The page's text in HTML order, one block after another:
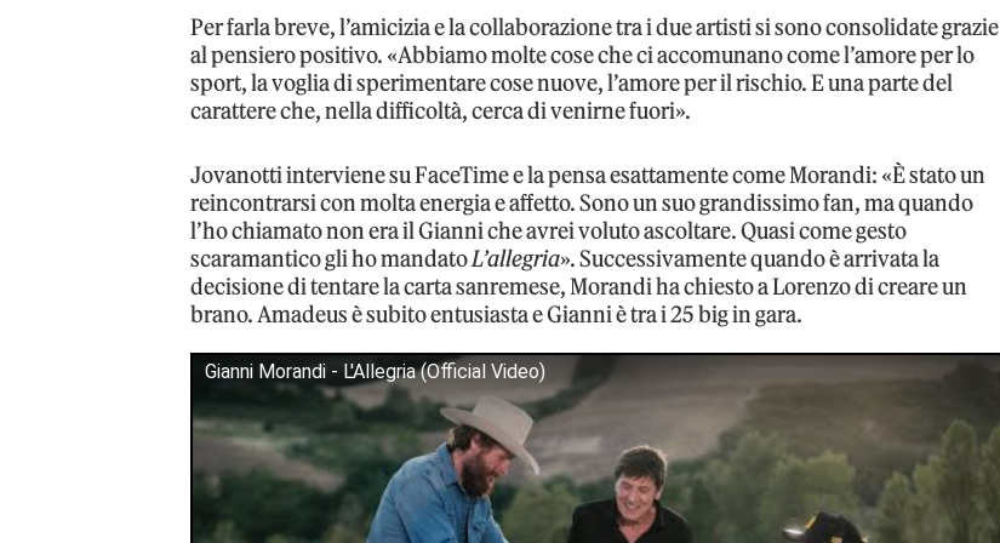
Per farla breve, l’amicizia e la collaborazione tra i due artisti si sono consolidate grazie
al pensiero positivo. «Abbiamo molte cose che ci accomunano come l’amore per lo
sport, la voglia di sperimentare cose nuove, l’amore per il rischio. E una parte del
carattere che, nella difficoltà, cerca di venirne fuori».
Jovanotti interviene su FaceTime e la pensa esattamente come Morandi: «È stato un
reincontrarsi con molta energia e affetto. Sono un suo grandissimo fan, ma quando
l’ho chiamato non era il Gianni che avrei voluto ascoltare. Quasi come gesto
scaramantico gli ho mandatoL’allegria». Successivamente quando è arrivata la
decisione di tentare la carta sanremese, Morandi ha chiesto a Lorenzo di creare un
brano. Amadeus è subito entusiasta e Gianni è tra i 25 big in gara.
Gianni Morandi - L'Allegria (Official Video)